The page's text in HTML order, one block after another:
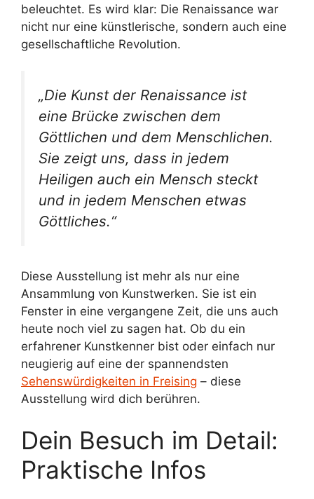
beleuchtet. Es wird klar: Die Renaissance war
nicht nur eine künstlerische, sondern auch eine
gesellschaftliche Revolution.
„Die Kunst der Renaissance ist
eine Brücke zwischen dem
Göttlichen und dem Menschlichen.
Sie zeigt uns, dass in jedem
Heiligen auch ein Mensch steckt
und in jedem Menschen etwas
Göttliches.“
Diese Ausstellung ist mehr als nur eine
Ansammlung von Kunstwerken. Sie ist ein
Fenster in eine vergangene Zeit, die uns auch
heute noch viel zu sagen hat. Ob du ein
erfahrener Kunstkenner bist oder einfach nur
neugierig auf eine der spannendsten
Sehenswürdigkeiten in Freising – diese
Ausstellung wird dich berühren.
Dein Besuch im Detail:
Praktische Infos